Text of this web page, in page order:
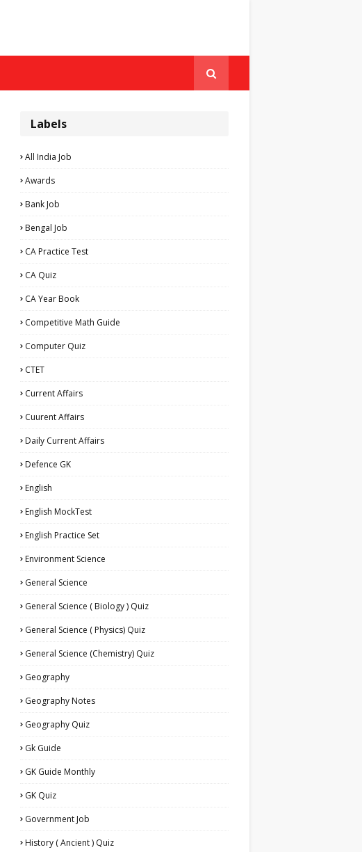
Labels
All India Job
Awards
Bank Job
Bengal Job
CA Practice Test
CA Quiz
CA Year Book
Competitive Math Guide
Computer Quiz
CTET
Current Affairs
Cuurent Affairs
Daily Current Affairs
Defence GK
English
English MockTest
English Practice Set
Environment Science
General Science
General Science ( Biology ) Quiz
General Science ( Physics) Quiz
General Science (Chemistry) Quiz
Geography
Geography Notes
Geography Quiz
Gk Guide
GK Guide Monthly
GK Quiz
Government Job
History ( Ancient ) Quiz